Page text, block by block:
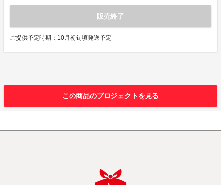
販売終了
ご提供予定時期：10月初旬頃発送予定
この商品のプロジェクトを見る